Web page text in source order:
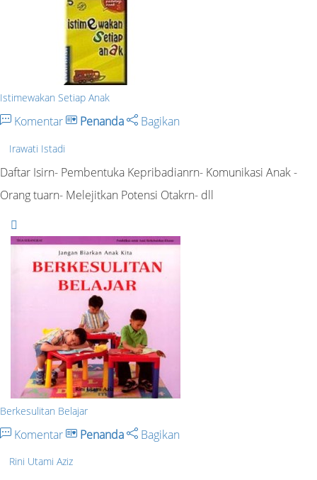
Istimewakan Setiap Anak
Komentar Penanda Bagikan
Irawati Istadi
Daftar Isirn- Pembentuka Kepribadianrn- Komunikasi Anak -
Orang tuarn- Melejitkan Potensi Otakrn- dll
Berkesulitan Belajar
Komentar Penanda Bagikan
Rini Utami Aziz